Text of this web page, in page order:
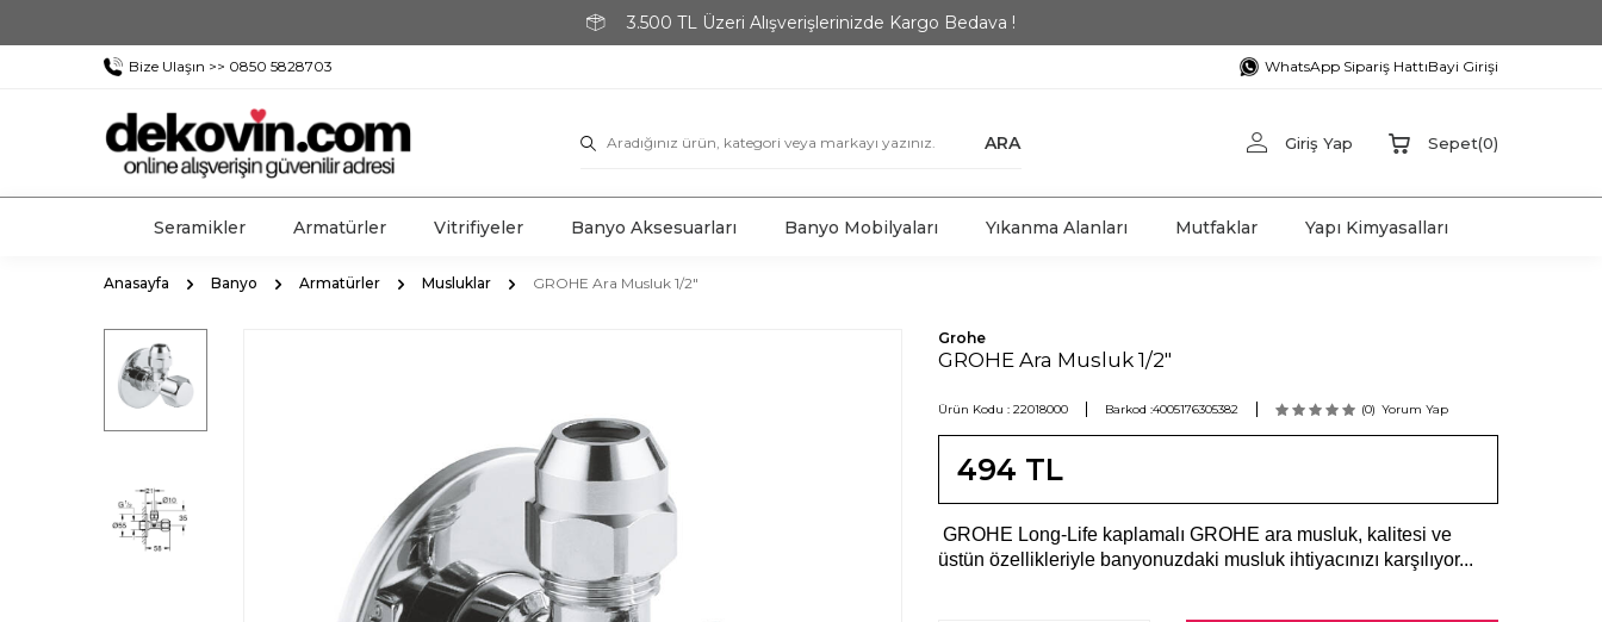
3.500 TL Üzeri Alışverişlerinizde Kargo Bedava !
Bize Ulaşın >> 0850 5828703 WhatsApp Sipariş HattıBayi Girişi
ARA Giriş Yap Sepet(0)
Seramikler Armatürler Vitrifiyeler Banyo Aksesuarları Banyo Mobilyaları Yıkanma Alanları Mutfaklar Yapı Kimyasalları
Anasayfa Banyo Armatürler Musluklar GROHE Ara Musluk 1/2"
Grohe
GROHE Ara Musluk 1/2"
Ürün Kodu : 22018000 Barkod :4005176305382 (0) Yorum Yap
494 TL
GROHE Long-Life kaplamalı GROHE ara musluk, kalitesi ve
üstün özellikleriyle banyonuzdaki musluk ihtiyacınızı karşılıyor...